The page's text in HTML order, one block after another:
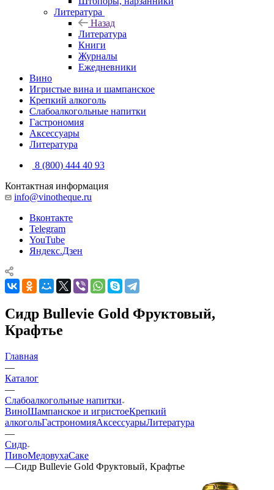
Литература
Назад
Литература
Книги
Журналы
Ежедневники
Вино
Игристые вина и шампанское
Крепкий алкоголь
Слабоалкогольные напитки
Гастрономия
Аксессуары
Литература
8 (800) 444 40 93
Контактная информация
info@vinotheque.ru
Вконтакте
Telegram
YouTube
Яндекс.Дзен
Сидр Bullevie Gold Фруктовый,
Крафтье
Главная
—
Каталог
—
Слабоалкогольные напитки
ВиноШампанское и игристоеКрепкий
алкогольГастрономияАксессуарыЛитература
—
Сидр
ПивоМедовухаСаке
—Сидр Bullevie Gold Фруктовый, Крафтье